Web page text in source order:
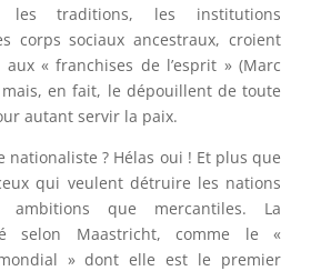
les traditions, les institutions
corps sociaux ancestraux, croient
aux « franchises de l’esprit » (Marc
en fait, le dépouillent de toute
autant servir la paix.
nationaliste ? Hélas oui ! Et plus que
qui veulent détruire les nations
ambitions que mercantiles. La
selon Maastricht, comme le «
» dont elle est le premier